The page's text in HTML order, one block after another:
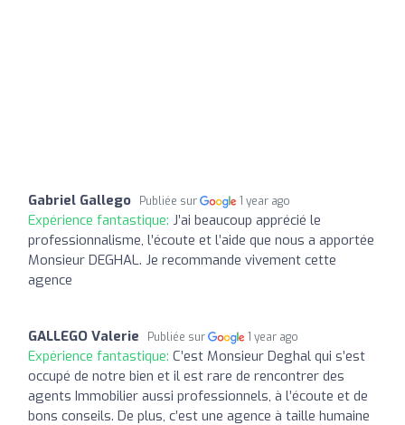
Gabriel Gallego Publiée sur 1 year ago
Expérience fantastique: J’ai beaucoup apprécié le
professionnalisme, l’écoute et l’aide que nous a apportée
Monsieur DEGHAL. Je recommande vivement cette
agence
GALLEGO Valerie Publiée sur 1 year ago
Expérience fantastique: C’est Monsieur Deghal qui s’est
occupé de notre bien et il est rare de rencontrer des
agents Immobilier aussi professionnels, à l’écoute et de
bons conseils. De plus, c’est une agence à taille humaine